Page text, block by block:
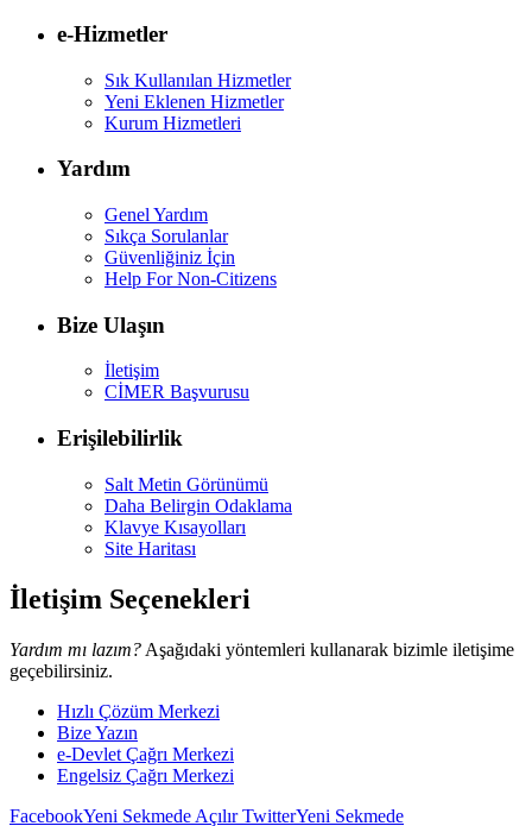
e-Hizmetler
Sık Kullanılan Hizmetler
Yeni Eklenen Hizmetler
Kurum Hizmetleri
Yardım
Genel Yardım
Sıkça Sorulanlar
Güvenliğiniz İçin
Help For Non-Citizens
Bize Ulaşın
İletişim
CİMER Başvurusu
Erişilebilirlik
Salt Metin Görünümü
Daha Belirgin Odaklama
Klavye Kısayolları
Site Haritası
İletişim Seçenekleri
Yardım mı lazım? Aşağıdaki yöntemleri kullanarak bizimle iletişime
geçebilirsiniz.
Hızlı Çözüm Merkezi
Bize Yazın
e-Devlet Çağrı Merkezi
Engelsiz Çağrı Merkezi
FacebookYeni Sekmede AçılırTwitterYeni Sekmede